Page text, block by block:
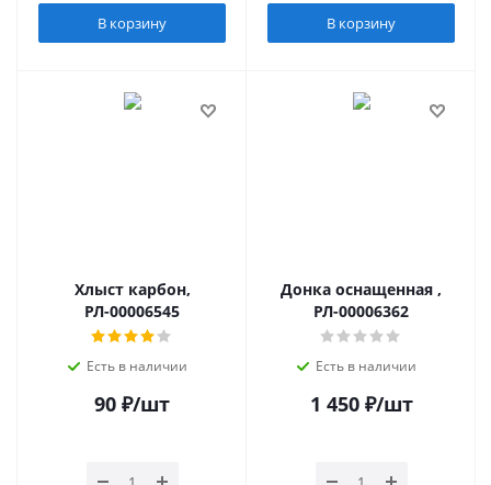
В корзину В корзину
Хлыст карбон,
РЛ-00006545
Есть в наличии
90 ₽/шт
Донка оснащенная ,
РЛ-00006362
Есть в наличии
1 450₽/шт